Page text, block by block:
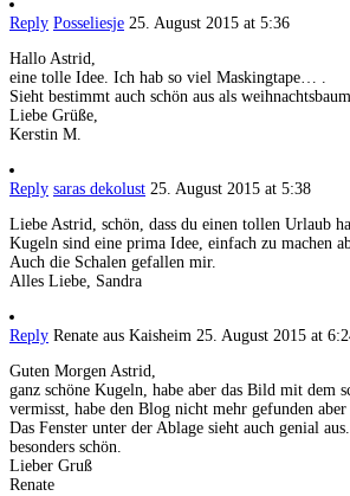
Reply Posseliesje 25. August 2015 at 5:36
Hallo Astrid,
eine tolle Idee. Ich hab so viel Maskingtape… .
Sieht bestimmt auch schön aus als
Liebe Grüße,
Kerstin M.
Reply saras dekolust 25. August 2015 at 5:38
Liebe Astrid, schön, dass du einen tollen Urlaub
Kugeln sind eine prima Idee, einfach zu machen
Auch die Schalen gefallen mir.
Alles Liebe, Sandra
Reply Renate aus Kaisheim 25. August 2015 at
Guten Morgen Astrid,
ganz schöne Kugeln, habe aber das Bild mit dem
vermisst, habe den Blog nicht mehr gefunden
Das Fenster unter der Ablage sieht auch genial
besonders schön.
Lieber Gruß
Renate